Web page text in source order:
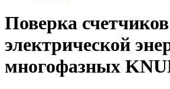
Поверка счетчиков
электрической
многофазных